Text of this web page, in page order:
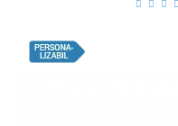
Destinatari